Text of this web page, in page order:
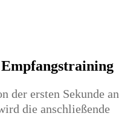
der ersten Sekunde an
die anschließende